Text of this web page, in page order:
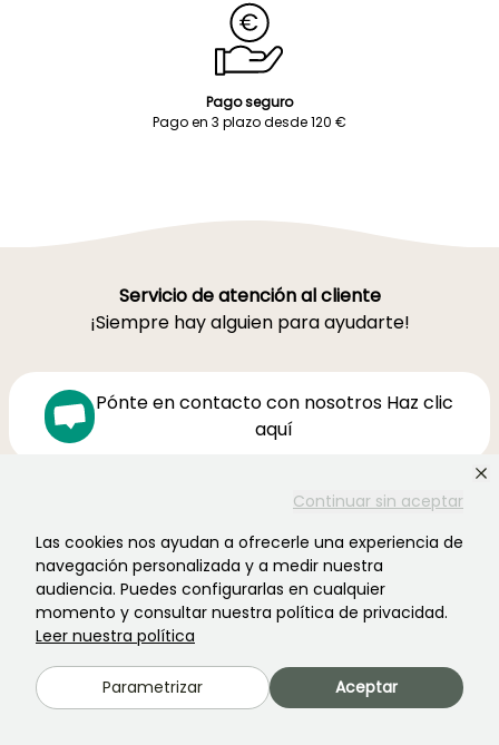
Continuar sin aceptar
Las cookies nos ayudan a ofrecerle una experiencia de
navegación personalizada y a medir nuestra
audiencia. Puedes configurarlas en cualquier
momento y consultar nuestra política de privacidad.
Leer nuestra política
Parametrizar Aceptar
Pago seguro
Pago en 3 plazo desde 120 €
Servicio de atención al cliente
¡Siempre hay alguien para ayudarte!
Pónte en contacto con nosotros Haz clic
aquí
Lunes-Viernes 8h30-19h00
Ferme de la Cœuillerie
1012 rue Roger Lecerf
59840 Premesques
Contacta con nosotros →